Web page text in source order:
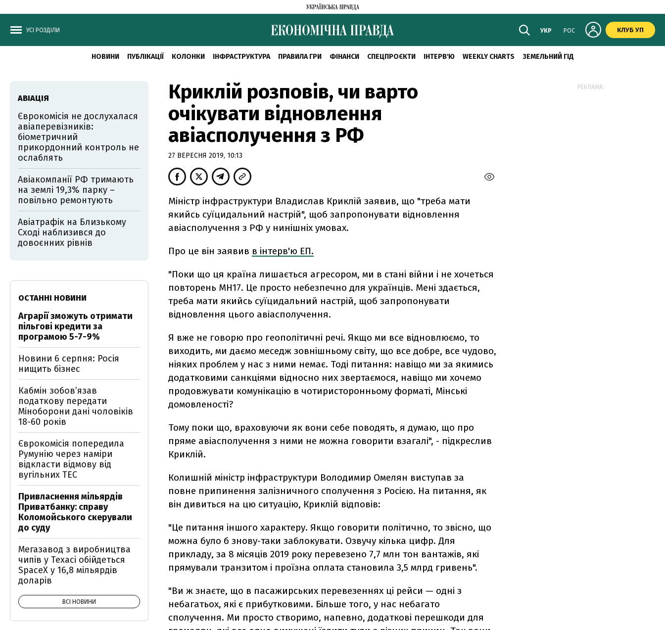
УСІ РОЗДІЛИ УКР РОС КЛУБ УП
НОВИНИ ПУБЛІКАЦІЇ КОЛОНКИ ІНФРАСТРУКТУРА ПРАВИЛА ГРИ ФІНАНСИ СПЕЦПРОЄКТИ ІНТЕРВ'Ю WEEKLY CHARTS ЗЕМЕЛЬНИЙ ГІД
Криклій розповів, чи варто
очікувати відновлення
авіасполучення з РФ
27 ВЕРЕСНЯ 2019, 10:13
Міністр інфраструктури Владислав Криклій заявив, що "треба мати
якийсь суїцидальний настрій", щоб запропонувати відновлення
авіасполучення з РФ у нинішніх умовах.
Про це він заявив в інтерв'ю ЕП.
"Поки що ця країна лишається агресором, ми в стані війни і не хочеться
повторень МН17. Це просто небезпечно для українців. Мені здається,
треба мати якийсь суїцидальний настрій, щоб запропонувати
відновлення цього авіасполучення.
Я вже не говорю про геополітичні речі. Якщо ми все відновлюємо, то
виходить, ми даємо меседж зовнішньому світу, що все добре, все чудово,
ніяких проблем у нас з ними немає. Тоді питання: навіщо ми за якимись
додатковими санкціями відносно них звертаємося, навіщо ми хочемо
продовжувати комунікацію в чотиристоронньому форматі, Мінські
домовленості?
Тому поки що, враховуючи як вони себе поводять, я думаю, що про
пряме авіасполучення з ними не можна говорити взагалі", - підкреслив
Криклій.
Колишній міністр інфраструктури Володимир Омелян виступав за
повне припинення залізничного сполучення з Росією. На питання, як
він дивиться на цю ситуацію, Криклій відповів:
"Це питання іншого характеру. Якщо говорити політично, то звісно, що
можна було б знову-таки заблокувати. Озвучу кілька цифр. Для
прикладу, за 8 місяців 2019 року перевезено 7,7 млн тон вантажів, які
прямували транзитом і проїзна оплата становила 3,5 млрд гривень".
"Ви ж знаєте, що в пасажирських перевезеннях ці рейси — одні з
небагатьох, які є прибутковими. Більше того, у нас небагато
сполучення. Ми просто створимо, напевно, додаткові перешкоди для
АВІАЦІЯ
Єврокомісія не дослухалася
авіаперевізників:
біометричний
прикордонний контроль не
ослаблять
Авіакомпанії РФ тримають
на землі 19,3% парку –
повільно ремонтують
Авіатрафік на Близькому
Сході наблизився до
довоєнних рівнів
ОСТАННІ НОВИНИ
Аграрії зможуть отримати
пільгові кредити за
програмою 5-7-9%
Новини 6 серпня: Росія
нищить бізнес
Кабмін зобовʼязав
податкову передати
Міноборони дані чоловіків
18-60 років
Єврокомісія попередила
Румунію через наміри
відкласти відмову від
вугільних ТЕС
Привласнення мільярдів
Приватбанку: справу
Коломойського скерували
до суду
Мегазавод з виробництва
чипів у Техасі обійдеться
SpaceX у 16,8 мільярдів
доларів
ВСІ НОВИНИ
РЕКЛАМА: